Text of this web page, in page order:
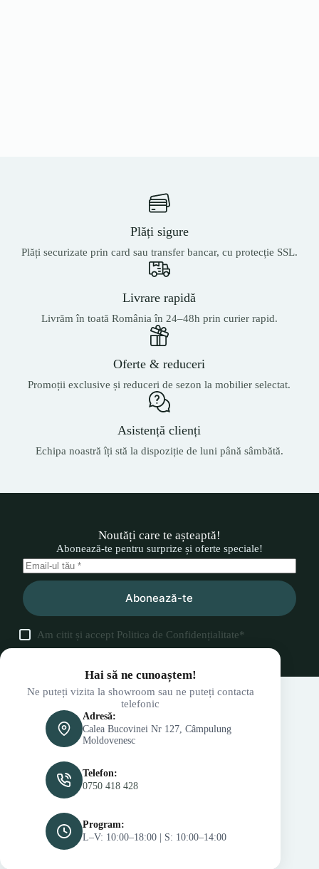
Plăți sigure
Plăți securizate prin card sau transfer bancar, cu protecție SSL.
Livrare rapidă
Livrăm în toată România în 24–48h prin curier rapid.
Oferte & reduceri
Promoții exclusive și reduceri de sezon la mobilier selectat.
Asistență clienți
Echipa noastră îți stă la dispoziție de luni până sâmbătă.
Noutăți care te așteaptă!
Abonează-te pentru surprize și oferte speciale!
Abonează-te
Am citit și accept Politica de Confidențialitate*
Hai să ne cunoaștem!
Ne puteți vizita la showroom sau ne puteți contacta
telefonic
Adresă:
Calea Bucovinei Nr 127, Câmpulung
Moldovenesc
Telefon:
0750 418 428
Program:
L–V: 10:00–18:00 | S: 10:00–14:00